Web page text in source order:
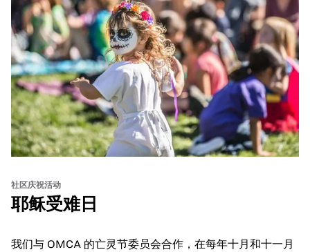
社区庆祝活动
耶稣受难日
我们与 OMCA 的亡灵节委员会合作，在每年十月和十一月